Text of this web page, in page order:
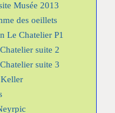
Musée 2013
des oeillets
Le Chatelier P1
suite 2
suite 3